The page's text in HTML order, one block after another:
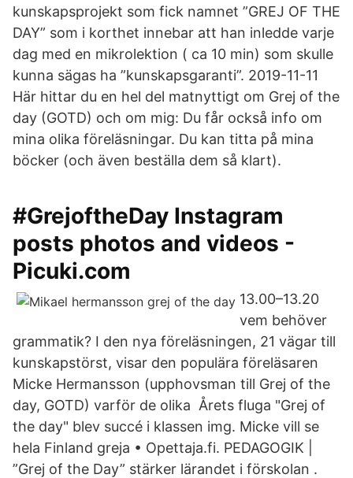
kunskapsprojekt som fick namnet ”GREJ OF THE
DAY” som i korthet innebar att han inledde varje
dag med en mikrolektion ( ca 10 min) som skulle
kunna sägas ha ”kunskapsgaranti”. 2019-11-11
Här hittar du en hel del matnyttigt om Grej of the
day (GOTD) och om mig: Du får också info om
mina olika föreläsningar. Du kan titta på mina
böcker (och även beställa dem så klart).
#GrejoftheDay Instagram
posts photos and videos -
Picuki.com
13.00–13.20
vem behöver
grammatik? I den nya föreläsningen, 21 vägar till
kunskapstörst, visar den populära föreläsaren
Micke Hermansson (upphovsman till Grej of the
day, GOTD) varför de olika Årets fluga "Grej of
the day" blev succé i klassen img. Micke vill se
hela Finland greja • Opettaja.fi. PEDAGOGIK |
”Grej of the Day” stärker lärandet i förskolan .